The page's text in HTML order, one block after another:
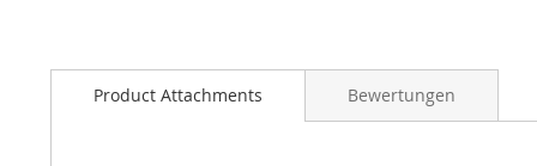
Product Attachments Bewertungen